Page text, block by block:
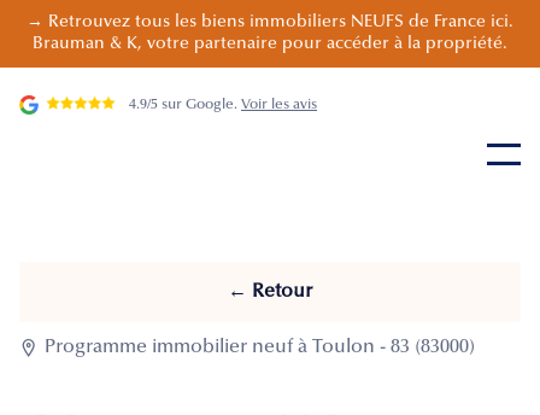
→ Retrouvez tous les biens immobiliers NEUFS de France ici.
Brauman & K, votre partenaire pour accéder à la propriété.
4.9/5 sur Google. Voir les avis
← Retour
 Programme immobilier neuf à Toulon - 83 (83000)